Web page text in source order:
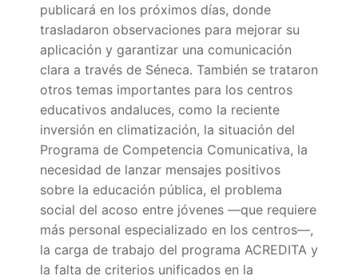
Adián Huelva
Adián Jaén
Adián Málaga
Adián Sevilla
Normativa ADIDE
Aula Virtual de Formación del Profesorado
Portal AVERROES
Portal SÉNECA
Portal IEDA
publicará en los próximos días, donde
trasladaron observaciones para mejorar su
aplicación y garantizar una comunicación
clara a través de Séneca. También se trataron
otros temas importantes para los centros
educativos andaluces, como la reciente
inversión en climatización, la situación del
Programa de Competencia Comunicativa, la
necesidad de lanzar mensajes positivos
sobre la educación pública, el problema
social del acoso entre jóvenes —que requiere
más personal especializado en los centros—,
la carga de trabajo del programa ACREDITA y
la falta de criterios unificados en la